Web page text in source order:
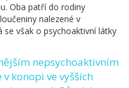
Oba patří do rodiny
nalezené v
se však o psychoaktivní látky
nepsychoaktivním
konopi ve vyšších